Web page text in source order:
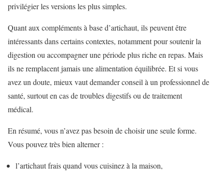
privilégier les versions les plus simples.
Quant aux compléments à base d’artichaut, ils peuvent être
intéressants dans certains contextes, notamment pour soutenir la
digestion ou accompagner une période plus riche en repas. Mais
ils ne remplacent jamais une alimentation équilibrée. Et si vous
avez un doute, mieux vaut demander conseil à un professionnel de
santé, surtout en cas de troubles digestifs ou de traitement
médical.
En résumé, vous n’avez pas besoin de choisir une seule forme.
Vous pouvez très bien alterner :
l’artichaut frais quand vous cuisinez à la maison,